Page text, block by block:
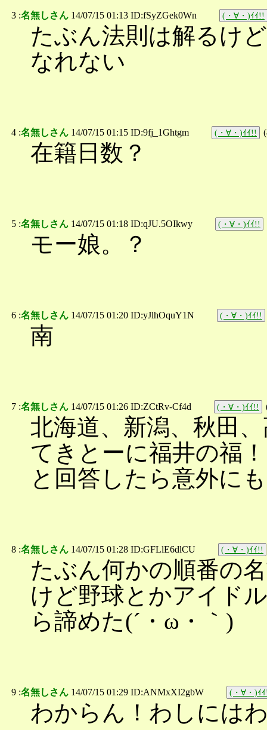
3 :名無しさん 14/07/15 01:13 ID:fSyZGek0Wn (・∀・)ｲｲ!!
たぶん法則は解るけ
なれない
4 :名無しさん 14/07/15 01:15 ID:9fj_1Ghtgm (・∀・)ｲｲ!! (
在籍日数？
5 :名無しさん 14/07/15 01:18 ID:qJU.5OIkwy (・∀・)ｲｲ!!
モー娘。？
6 :名無しさん 14/07/15 01:20 ID:yJlhOquY1N (・∀・)ｲｲ!!
南
7 :名無しさん 14/07/15 01:26 ID:ZCtRv-Cf4d (・∀・)ｲｲ!!
北海道、新潟、秋田
てきとーに福井の福！
と回答したら意外に
8 :名無しさん 14/07/15 01:28 ID:GFLlE6dlCU (・∀・)ｲｲ!!
たぶん何かの順番の
けど野球とかアイド
ら諦めた(´・ω・｀)
9 :名無しさん 14/07/15 01:29 ID:ANMxXI2gbW (・∀・)ｲ
わからん！わしには